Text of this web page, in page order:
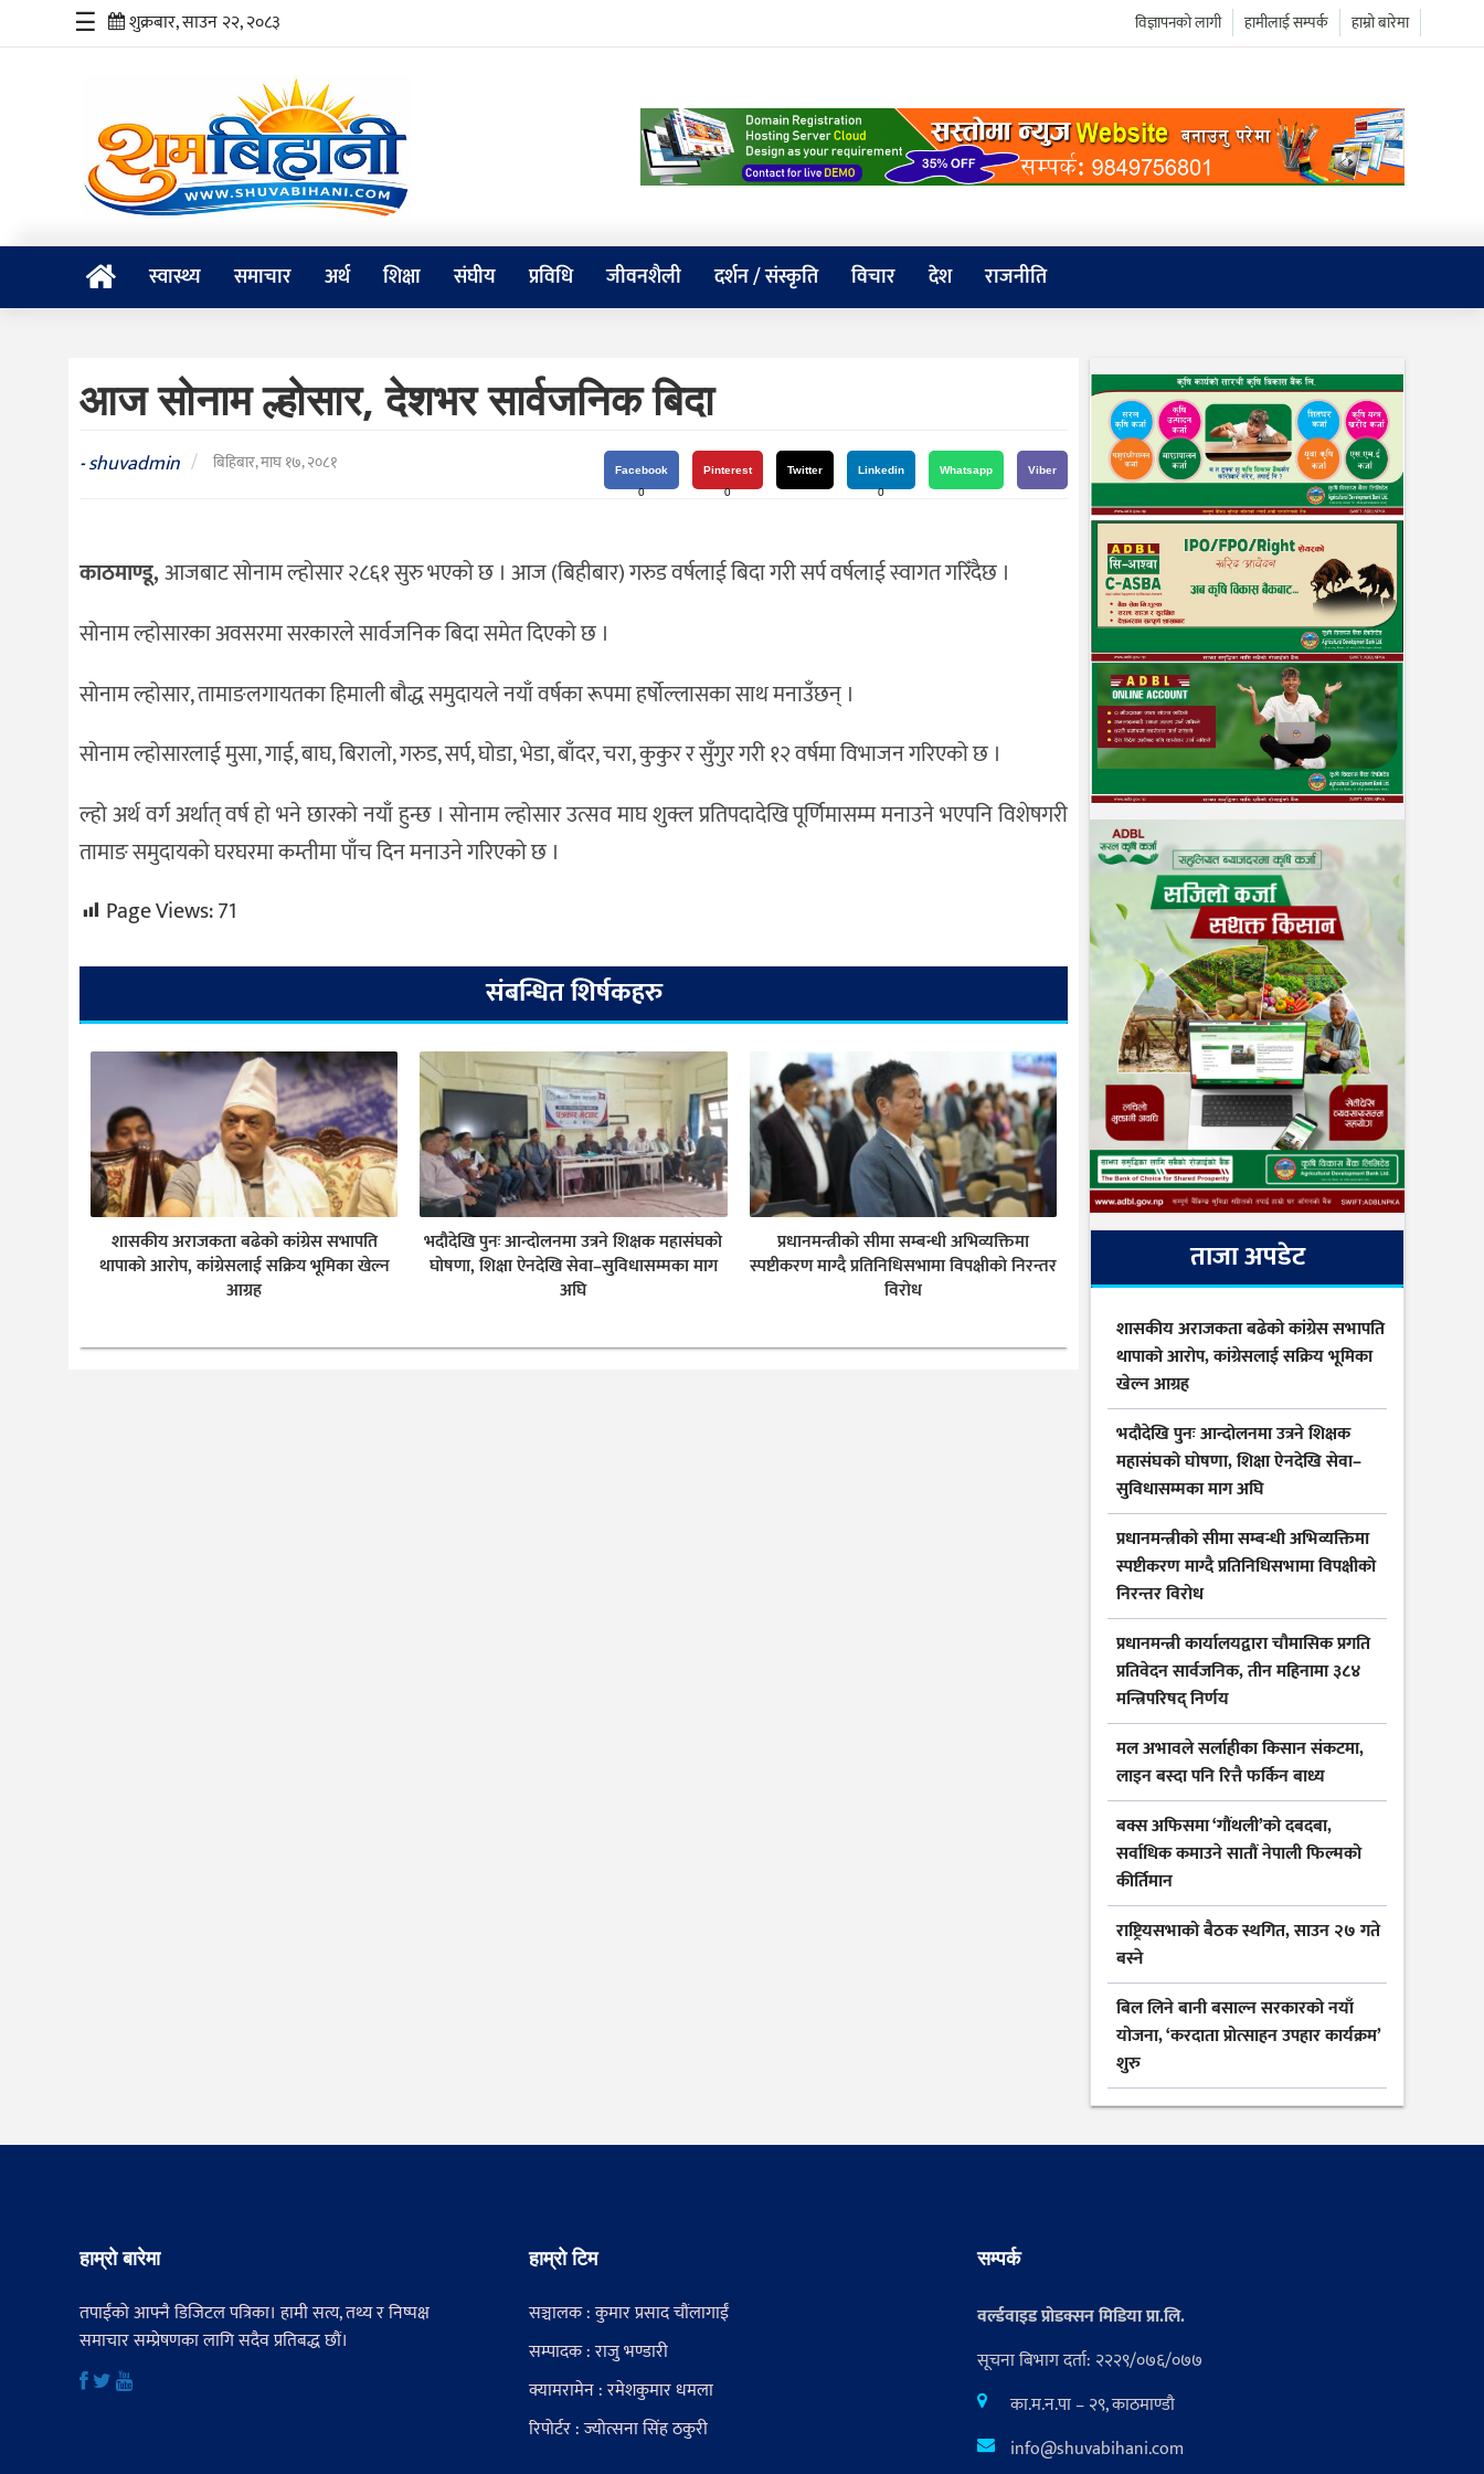
समाचार
संघीय
जीवनशैली
विचार
राजनीति
☰ शुक्रबार, साउन २२, २०८३ हाम्रो बारेमा
हामीलाई सम्पर्क
विज्ञापनको लागी
स्वास्थ्य समाचार अर्थ शिक्षा संघीय प्रविधि जीवनशैली दर्शन / संस्कृति विचार देश राजनीति
आज सोनाम ल्होसार, देशभर सार्वजनिक बिदा
-shuvadmin / बिहिबार, माघ १७, २०८१
Facebook
0
Pinterest
0
Twitter
Linkedin
0
Whatsapp Viber
काठमाण्डू,आजबाट सोनाम ल्होसार २८६१ सुरु भएको छ । आज (बिहीबार) गरुड वर्षलाई बिदा गरी सर्प वर्षलाई स्वागत गरिँदैछ ।
सोनाम ल्होसारका अवसरमा सरकारले सार्वजनिक बिदा समेत दिएको छ ।
सोनाम ल्होसार, तामाङलगायतका हिमाली बौद्ध समुदायले नयाँ वर्षका रूपमा हर्षोल्लासका साथ मनाउँछन् ।
सोनाम ल्होसारलाई मुसा, गाई, बाघ, बिरालो, गरुड, सर्प, घोडा, भेडा, बाँदर, चरा, कुकुर र सुँगुर गरी १२ वर्षमा विभाजन गरिएको छ ।
ल्हो अर्थ वर्ग अर्थात् वर्ष हो भने छारको नयाँ हुन्छ । सोनाम ल्होसार उत्सव माघ शुक्ल प्रतिपदादेखि पूर्णिमासम्म मनाउने भएपनि विशेषगरी
तामाङ समुदायको घरघरमा कम्तीमा पाँच दिन मनाउने गरिएको छ ।
Page Views:71
संबन्धित शिर्षकहरु
शासकीय अराजकता बढेको कांग्रेस सभापति
थापाको आरोप, कांग्रेसलाई सक्रिय भूमिका खेल्न
आग्रह
भदौदेखि पुनः आन्दोलनमा उत्रने शिक्षक महासंघको
घोषणा, शिक्षा ऐनदेखि सेवा–सुविधासम्मका माग
अघि
प्रधानमन्त्रीको सीमा सम्बन्धी अभिव्यक्तिमा
स्पष्टीकरण माग्दै प्रतिनिधिसभामा विपक्षीको निरन्तर
विरोध
ताजा अपडेट
शासकीय अराजकता बढेको कांग्रेस सभापति
थापाको आरोप, कांग्रेसलाई सक्रिय भूमिका
खेल्न आग्रह
भदौदेखि पुनः आन्दोलनमा उत्रने शिक्षक
महासंघको घोषणा, शिक्षा ऐनदेखि सेवा–
सुविधासम्मका माग अघि
प्रधानमन्त्रीको सीमा सम्बन्धी अभिव्यक्तिमा
स्पष्टीकरण माग्दै प्रतिनिधिसभामा विपक्षीको
निरन्तर विरोध
प्रधानमन्त्री कार्यालयद्वारा चौमासिक प्रगति
प्रतिवेदन सार्वजनिक, तीन महिनामा ३८४
मन्त्रिपरिषद् निर्णय
मल अभावले सर्लाहीका किसान संकटमा,
लाइन बस्दा पनि रित्तै फर्किन बाध्य
बक्स अफिसमा ‘गौंथली’को दबदबा,
सर्वाधिक कमाउने सातौं नेपाली फिल्मको
कीर्तिमान
राष्ट्रियसभाको बैठक स्थगित, साउन २७ गते
बस्ने
बिल लिने बानी बसाल्न सरकारको नयाँ
योजना, ‘करदाता प्रोत्साहन उपहार कार्यक्रम’
शुरु
हाम्रो बारेमा
तपाईंको आफ्नै डिजिटल पत्रिका। हामी सत्य, तथ्य र निष्पक्ष
समाचार सम्प्रेषणका लागि सदैव प्रतिबद्ध छौं।
हाम्रो टिम
सञ्चालक : कुमार प्रसाद चौंलागाईं
सम्पादक : राजु भण्डारी
क्यामरामेन : रमेशकुमार धमला
रिपोर्टर : ज्योत्सना सिंह ठकुरी
सम्पर्क
वर्ल्डवाइड प्रोडक्सन मिडिया प्रा.लि.
सूचना बिभाग दर्ता: २२२९/०७६/०७७
का.म.न.पा – २९, काठमाण्डौ
info@shuvabihani.com